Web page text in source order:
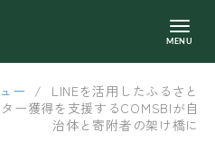
ー /
LINEを活用したふるさと
ー獲得を支援するCOMSBIが自
治体と寄附者の架け橋に